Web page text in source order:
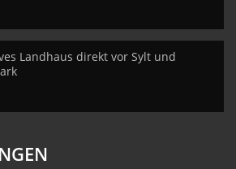
Landhaus direkt vor Sylt und